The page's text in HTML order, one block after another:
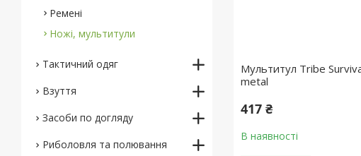
Мультитул Tribe
metal
417 ₴
В наявності
Ремені
Ножі, мультитули
Тактичний одяг
Взуття
Засоби по догляду
Риболовля та полювання